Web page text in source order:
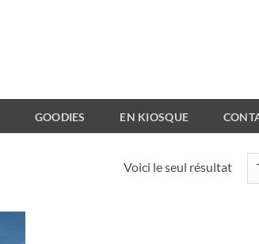
GOODIES EN KIOSQUE
Voici le seul résultat